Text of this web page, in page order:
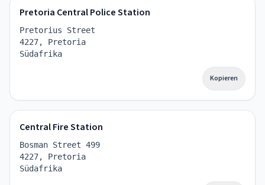
Pretoria Central Police Station
Pretorius Street
4227, Pretoria
Südafrika
Kopieren
Central Fire Station
Bosman Street 499
4227, Pretoria
Südafrika